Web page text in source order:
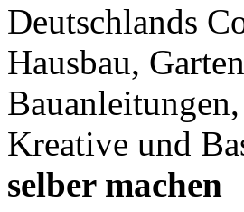
Deutschlands
Hausbau,
Kreative und
selber machen